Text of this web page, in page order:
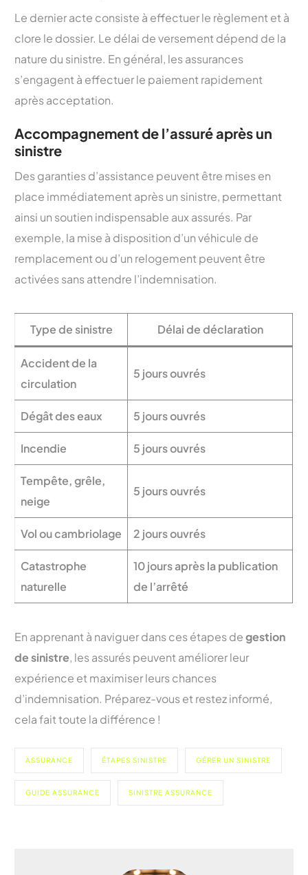
Le dernier acte consiste à effectuer le règlement et à
clore le dossier. Le délai de versement dépend de la
nature du sinistre. En général, les assurances
s’engagent à effectuer le paiement rapidement
après acceptation.
Accompagnement de l’assuré après un
sinistre
Des garanties d’assistance peuvent être mises en
place immédiatement après un sinistre, permettant
ainsi un soutien indispensable aux assurés. Par
exemple, la mise à disposition d’un véhicule de
remplacement ou d’un relogement peuvent être
activées sans attendre l’indemnisation.
Type de sinistre Délai de déclaration
Accident de la
circulation
5 jours ouvrés
Dégât des eaux 5 jours ouvrés
Incendie 5 jours ouvrés
Tempête, grêle,
neige
5 jours ouvrés
Vol ou cambriolage 2 jours ouvrés
Catastrophe
naturelle
10 jours après la publication
de l’arrêté
En apprenant à naviguer dans ces étapes degestion
de sinistre, les assurés peuvent améliorer leur
expérience et maximiser leurs chances
d’indemnisation. Préparez-vous et restez informé,
cela fait toute la différence !
ASSURANCE ÉTAPES SINISTRE GÉRER UN SINISTRE
GUIDE ASSURANCE SINISTRE ASSURANCE